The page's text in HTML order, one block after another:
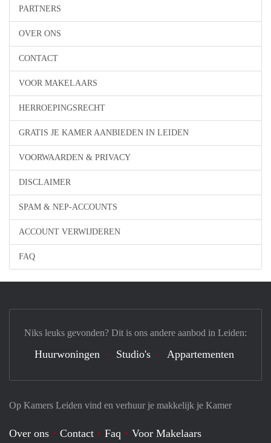
PARTNERS
OVER ONS
CONTACT
VOOR MAKELAARS
HERROEPINGSRECHT
GRATIS JE KAMER AANBIEDEN IN LEIDEN
VOORWAARDEN & PRIVACY
DISCLAIMER
SPAM & NEP-ACCOUNTS
ACCOUNT VERWIJDEREN
FAQ
Op Kamers Leiden vind en verhuur je makkelijk je Kamer
Over ons Contact Faq Voor Makelaars
Niks leuks gevonden? Dit is ons andere aanbod in Leiden:
Huurwoningen Studio's Appartementen